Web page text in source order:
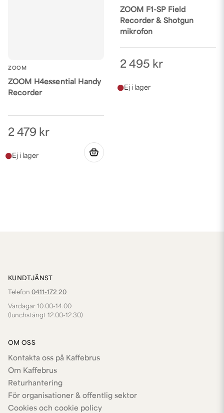
ZOOM
ZOOM H4essential Handy
Recorder
2 479 kr
ZOOM F1-SP Field
Recorder & Shotgun
mikrofon
2 495 kr
KUNDTJÄNST
Telefon 0411-172 20
Vardagar 10.00-14.00
(lunchstängt 12.00-12.30)
OM OSS
Kontakta oss på Kaffebrus
Om Kaffebrus
Returhantering
För organisationer & offentlig sektor
Cookies och cookie policy